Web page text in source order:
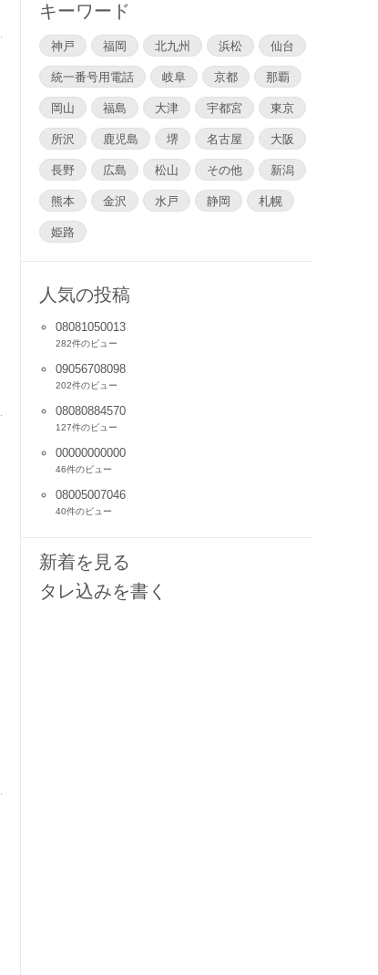
キーワード
神戸 福岡 北九州 浜松
仙台
統一番号用電話
岐阜 京都
那覇
岡山
福島 大津 宇都宮
東京
所沢
鹿児島 堺 名古屋
大阪
長野
広島 松山 その他
新潟
熊本
金沢 水戸 静岡
札幌
姫路
人気の投稿
08081050013
282件のビュー
09056708098
202件のビュー
08080884570
127件のビュー
00000000000
46件のビュー
08005007046
40件のビュー
新着を見る
タレ込みを書く